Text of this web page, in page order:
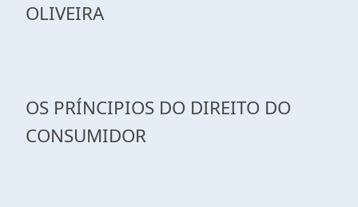
OLIVEIRA
OS PRÍNCIPIOS DO DIREITO DO
CONSUMIDOR